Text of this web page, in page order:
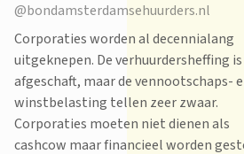
@bondamsterdamsehuurders.nl
Corporaties worden al decennialang
uitgeknepen. De verhuurdersheffing is
afgeschaft, maar de vennootschaps-
winstbelasting tellen zeer zwaar.
Corporaties moeten niet dienen als
cashcow maar financieel worden